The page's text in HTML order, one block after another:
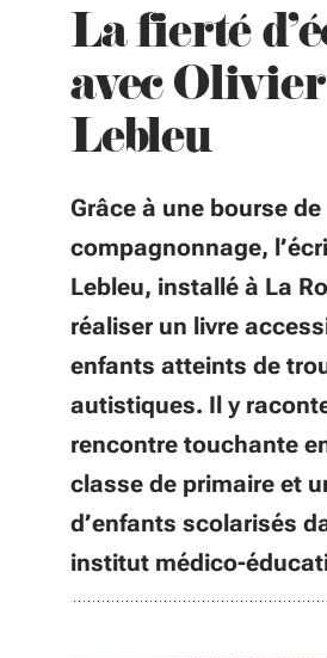
La fierté
avec Olivier
Lebleu
Grâce à une bourse de
compagnonnage,
Lebleu, installé à La
réaliser un livre
enfants atteints de
autistiques. Il y
rencontre touchante
classe de primaire et
d’enfants scolarisés
institut médico-